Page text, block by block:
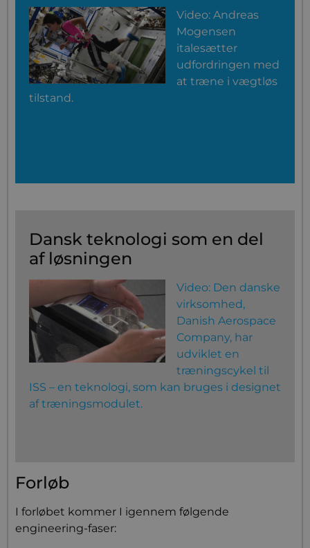
Video: Andreas
Mogensen
italesætter
udfordringen med
at træne i vægtløs
tilstand.
Dansk teknologi som en del
af løsningen
Video: Den danske
virksomhed,
Danish Aerospace
Company, har
udviklet en
træningscykel til
ISS – en teknologi, som kan bruges i designet
af træningsmodulet.
Forløb
I forløbet kommer I igennem følgende
engineering-faser: